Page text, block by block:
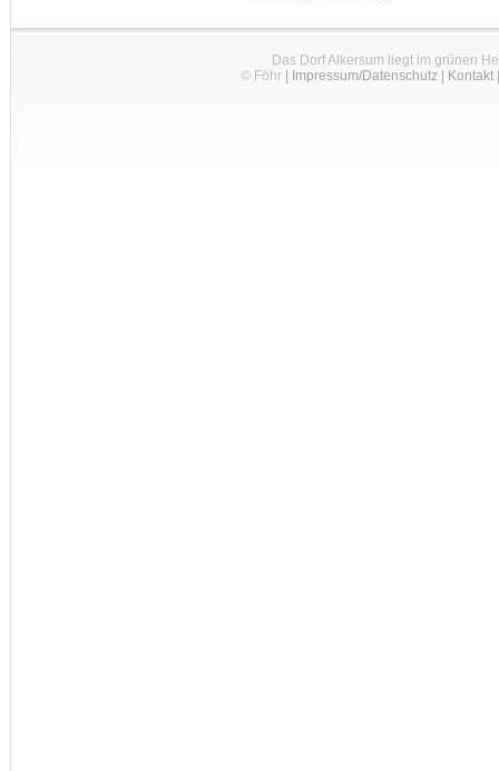
Das Dorf Alkersum liegt im grünen
© Föhr| Impressum/Datenschutz| Kontakt